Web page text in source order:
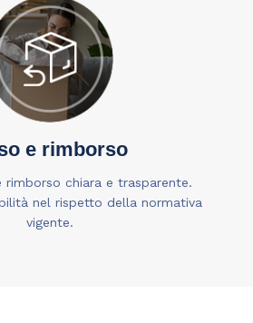
e rimborso
rimborso chiara e trasparente.
nel rispetto della normativa
vigente.